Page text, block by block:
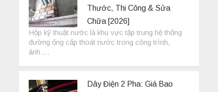
Thước, Thi Công & Sửa
Chữa [2026]
Hộp kỹ thuật nước là khu vực tập trung hệ thống
đường ống cấp thoát nước trong công trình,
ảnh …
Dây Điện 2 Pha: Giá Bao